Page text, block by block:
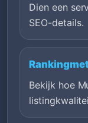
Dien een
SEO-details.
Bekijk hoe